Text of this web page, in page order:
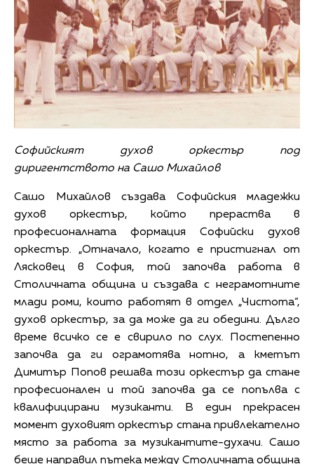
Софийският духов оркестър под
диригентството на Сашо Михайлов
Сашо Михайлов създава Софийския младежки
духов оркестър, който прераства в
професионалната формация Софийски духов
оркестър. „Отначало, когато е пристигнал от
Лясковец в София, той започва работа в
Столичната община и създава с неграмотните
млади роми, които работят в отдел „Чистота“,
духов оркестър, за да може да ги обедини. Дълго
време всичко се е свирило по слух. Постепенно
започва да ги ограмотява нотно, а кметът
Димитър Попов решава този оркестър да стане
професионален и той започва да се попълва с
квалифицирани музиканти. В един прекрасен
момент духовият оркестър стана привлекателно
място за работа за музикантите-духачи. Сашо
беше направил пътека между Столичната община